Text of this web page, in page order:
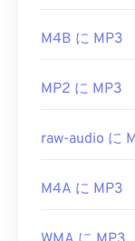
ル （ビットコ
ですが、幸い
役立つリンク:
M4B に MP3
MP2 に MP3
raw-audio に
M4A に MP3